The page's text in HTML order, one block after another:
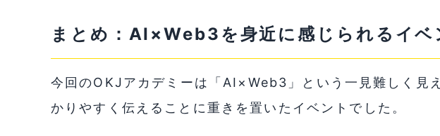
まとめ：AI×Web3を身近に感じられるイベ
今回のOKJアカデミーは「AI×Web3」という一見難しく見
かりやすく伝えることに重きを置いたイベントでした。